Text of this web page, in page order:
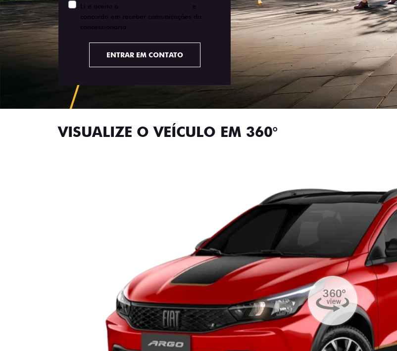
Li e aceito a
e
concordo em receber comunicações da
concessionária.
ENTRAR EM CONTATO
VISUALIZE O VEÍCULO EM 360°